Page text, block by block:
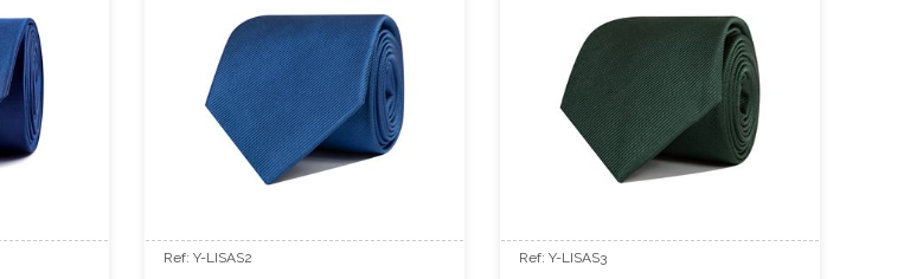
Ref: Y-LISAS2 Ref: Y-LISAS3